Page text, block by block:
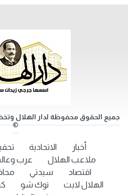
جميع الحقوق محفوظة لدار الهلال
©
أخبار الاتحادية
ملاعب الهلال
عرب
اقتصاد
سيدتي
الهلال لايت
توك شو